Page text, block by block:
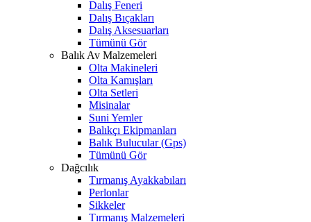
Dalış Feneri
Dalış Bıçakları
Dalış Aksesuarları
Tümünü Gör
Balık Av Malzemeleri
Olta Makineleri
Olta Kamışları
Olta Setleri
Misinalar
Suni Yemler
Balıkçı Ekipmanları
Balık Bulucular (Gps)
Tümünü Gör
Dağcılık
Tırmanış Ayakkabıları
Perlonlar
Sikkeler
Tırmanış Malzemeleri